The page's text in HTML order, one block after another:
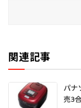
関連記事
パナ
売